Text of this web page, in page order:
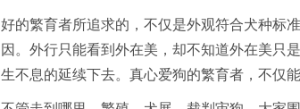
好的繁育者所追求的，不仅是外观符合犬种标
因。外行只能看到外在美，却不知道外在美只
生不息的延续下去。真心爱狗的繁育者，不仅